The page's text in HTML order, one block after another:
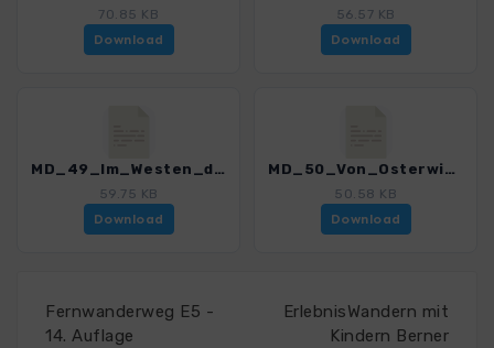
70.85 KB
Download
56.57 KB
Download
MD_49_Im_Westen_des_Huy.gpx
59.75 KB
Download
MD_50_Von_Osterwiek_zum_Kleinen_Fallstein.gpx
50.58 KB
Download
Fernwanderweg E5 -
14. Auflage
ErlebnisWandern mit
Kindern Berner